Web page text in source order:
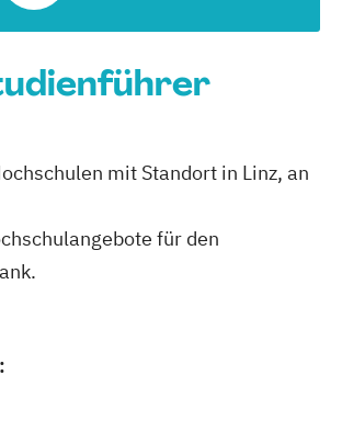
mit Standort in Linz, an
für den